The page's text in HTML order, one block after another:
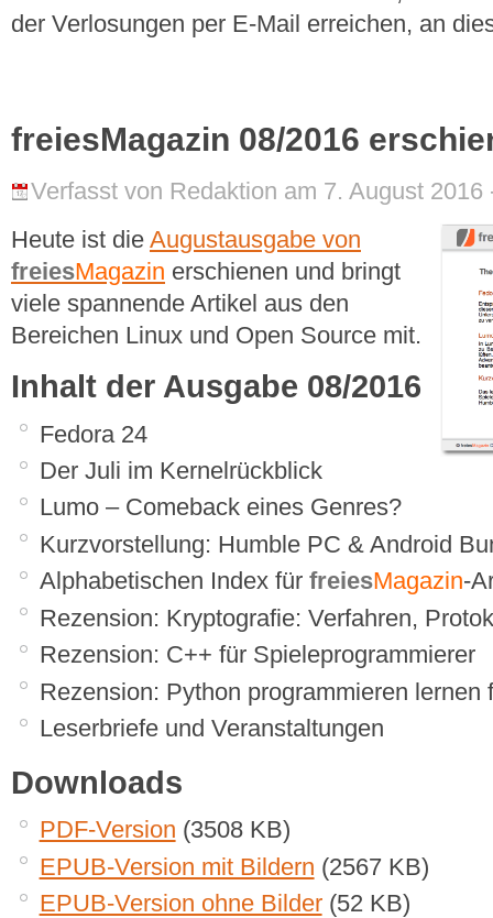
der Verlosungen per E-Mail erreichen, an
freiesMagazin 08/2016
Verfasst von Redaktion am 7. August 2016
Heute ist die Augustausgabe von
freiesMagazin erschienen und bringt
viele spannende Artikel aus den
Bereichen Linux und Open Source mit.
Inhalt der Ausgabe 08/2016
Fedora 24
Der Juli im Kernelrückblick
Lumo – Comeback eines Genres?
Kurzvorstellung: Humble PC & Android
Alphabetischen Index für freiesMagazin-
Rezension: Kryptografie: Verfahren,
Rezension: C++ für Spieleprogrammierer
Rezension: Python programmieren lernen
Leserbriefe und Veranstaltungen
Downloads
PDF-Version (3508 KB)
EPUB-Version mit Bildern (2567 KB)
EPUB-Version ohne Bilder(52 KB)